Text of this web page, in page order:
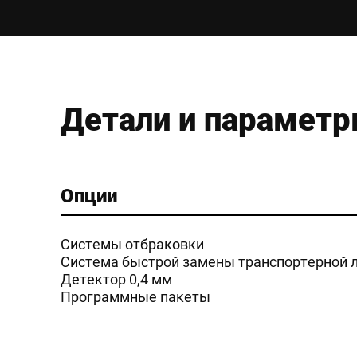
Детали и
Опции
Системы отбраковки
Система быстрой замены транспортерной
Детектор 0,4 мм
Программные пакеты